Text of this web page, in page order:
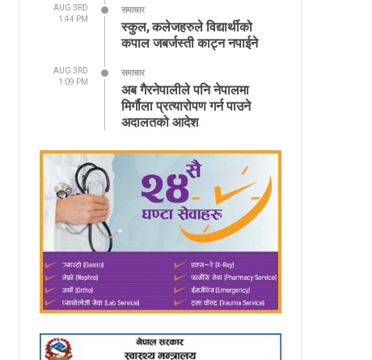
AUG 3RD
1:44 PM
समाचार
स्कुल, कलेजहरुले विद्यार्थीको
कपाल जबर्जस्ती काट्न नपाईने
AUG 3RD
1:09 PM
समाचार
अब गैरनेपालीले पनि नेपालमा
मिर्गौला प्रत्यारोपण गर्न पाउने
अदालतको आदेश